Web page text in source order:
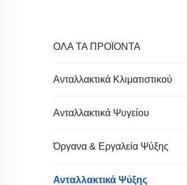
ΟΛΑ ΤΑ ΠΡΟΪΟΝΤΑ
Ανταλλακτικά Κλιματιστικού
Ανταλλακτικά Ψυγείου
Όργανα & Εργαλεία Ψύξης
Ανταλλακτικά Ψύξης